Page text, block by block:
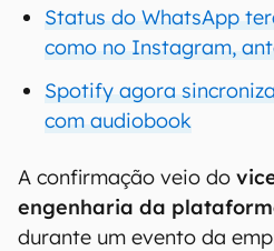
Status do WhatsApp
como no Instagram,
Spotify agora
com audiobook
A confirmação veio do
engenharia da
durante um evento da